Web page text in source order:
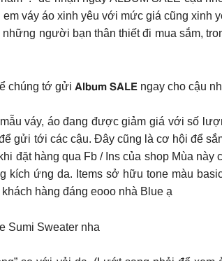
váy áo xinh yêu với mức giá cũng xinh
người bạn thân thiết đi mua sắm,
chúng tớ gửi 𝗔𝗹𝗯𝘂𝗺 𝗦𝗔𝗟𝗘 ngay cho cậu
váy, áo đang được giảm giá với số
gửi tới các cậu. Đây cũng là cơ hội để
đặt hàng qua Fb / Ins của shop Mùa này
ứng da. Items sở hữu tone màu
hàng đáng eooo nhà Blue ạ
Sumi Sweater nha